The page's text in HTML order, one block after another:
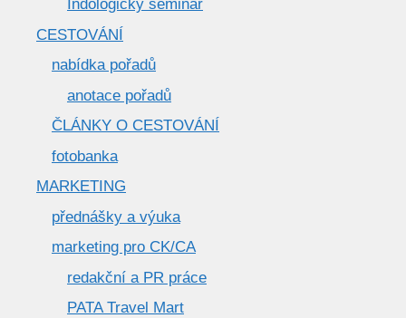
Indologický seminář
CESTOVÁNÍ
nabídka pořadů
anotace pořadů
ČLÁNKY O CESTOVÁNÍ
fotobanka
MARKETING
přednášky a výuka
marketing pro CK/CA
redakční a PR práce
PATA Travel Mart